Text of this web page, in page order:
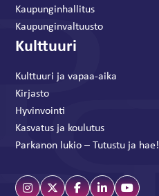
Kaupunginhallitus
Kaupunginvaltuusto
Kulttuuri
Kulttuuri ja vapaa-aika
Kirjasto
Hyvinvointi
Kasvatus ja koulutus
Parkanon lukio – Tutustu ja hae!